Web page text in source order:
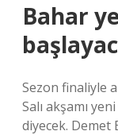
Bahar
Sezon finaliyle
Salı akşamı
diyecek. Demet